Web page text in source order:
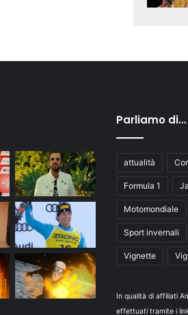
Parliamo di…
attualità
Formula 1
Motomondiale
Sport invernali
Vignette
In qualità di affiliati
effettuati tramite i